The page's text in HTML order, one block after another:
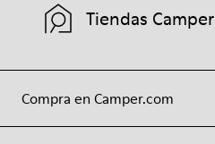
Compra en Camper.com
Tiendas Camper